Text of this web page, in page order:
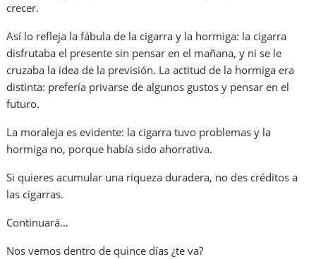
crecer.
Así lo refleja la fábula de la cigarra y la hormiga: la cigarra
disfrutaba el presente sin pensar en el mañana, y ni se le
cruzaba la idea de la previsión. La actitud de la hormiga era
distinta: prefería privarse de algunos gustos y pensar en el
futuro.
La moraleja es evidente: la cigarra tuvo problemas y la
hormiga no, porque había sido ahorrativa.
Si quieres acumular una riqueza duradera, no des créditos a
las cigarras.
Continuará…
Nos vemos dentro de quince días ¿te va?